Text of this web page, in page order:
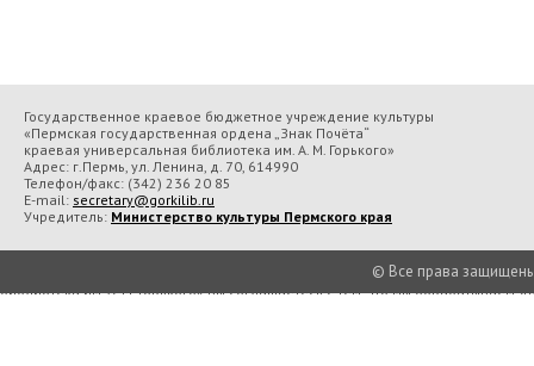
Государственное краевое бюджетное учреждение культуры
«Пермская государственная ордена „Знак Почёта“
краевая универсальная библиотека им. А. М. Горького»
Адрес: г.Пермь, ул. Ленина, д. 70, 614990
Телефон/факс: (342) 236 20 85
E-mail: secretary@gorkilib.ru
Учредитель: Министерство культуры Пермского края
© Все права
Во время посещения сайта Государственное краевое бюджетное
библиотека им. А. М. Горького» вы соглашаетесь с тем, что мы обрабатываем